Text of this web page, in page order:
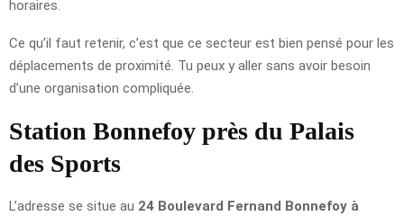
horaires.
Ce qu’il faut retenir, c’est que ce secteur est bien pensé pour les
déplacements de proximité. Tu peux y aller sans avoir besoin
d’une organisation compliquée.
Station Bonnefoy près du Palais
des Sports
L’adresse se situe au 24 Boulevard Fernand Bonnefoy à